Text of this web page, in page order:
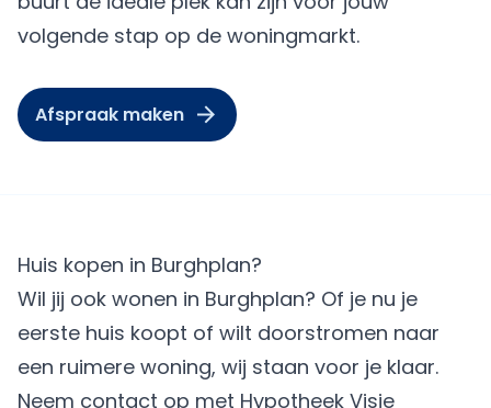
volgende stap op de woningmarkt.
Afspraak maken
Huis kopen in Burghplan?
Wil jij ook wonen in Burghplan? Of je nu je
eerste huis koopt of wilt doorstromen naar
een ruimere woning, wij staan voor je klaar.
Neem contact op met Hypotheek Visie